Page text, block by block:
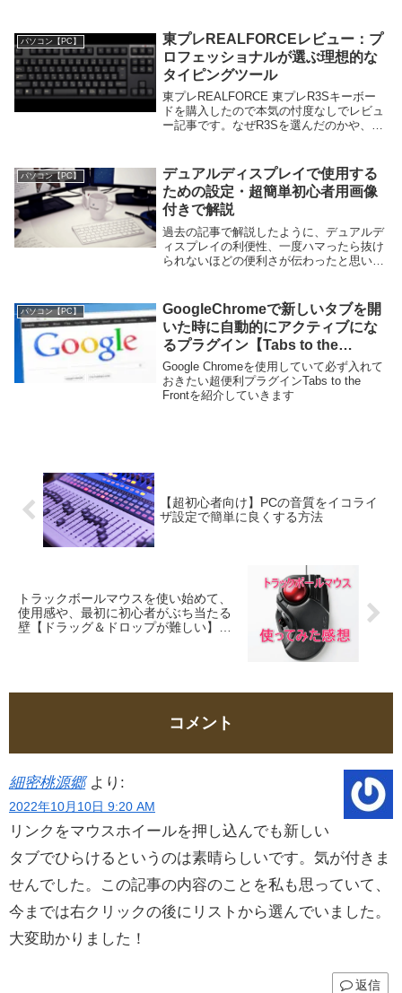
パソコン【PC】
東プレREALFORCEレビュー：プ
ロフェッショナルが選ぶ理想的な
タイピングツール
東プレREALFORCE 東プレR3Sキーボー
ドを購入したので本気の忖度なしでレビュ
ー記事です。なぜR3Sを選んだのかや、東
ューも合わせて紹介していきます。東...
パソコン【PC】
デュアルディスプレイで使用する
ための設定・超簡単初心者用画像
付きで解説
過去の記事で解説したように、デュアルデ
ィスプレイの利便性、一度ハマったら抜け
られないほどの便利さが伝わったと思いま
に接続した後の設定方法を解説していきま
す。僕の環境...
パソコン【PC】
GoogleChromeで新しいタブを開
いた時に自動的にアクティブにな
るプラグイン【Tabs to the
Front】
Google Chromeを使用していて必ず入れて
おきたい超便利プラグインTabs to the
Frontを紹介していきます
【超初心者向け】PCの音質をイコライ
ザ設定で簡単に良くする方法
トラックボールマウスを使い始めて、
使用感や、最初に初心者がぶち当たる
壁【ドラッグ＆ドロップが難しい】と
コメント
細密桃源郷 より:
2022年10月10日 9:20 AM
リンクをマウスホイールを押し込んでも新しい
タブでひらけるというのは素晴らしいです。気が付きま
せんでした。この記事の内容のことを私も思っていて、
今までは右クリックの後にリストから選んでいました。
大変助かりました！
返信